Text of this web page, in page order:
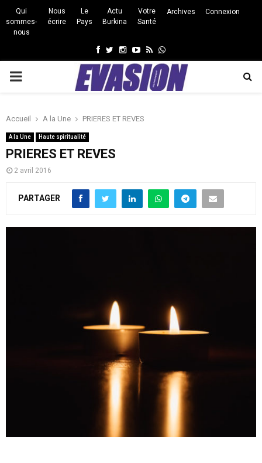
Qui
sommes-
nous
Nous
écrire
Le
Pays
Actu
Burkina
Votre
Santé
Archives Connexion
Facebook
Twitter
Instagram
Youtube
RssWhatsapp
PRIMARY
Accueil A la Une PRIERES ET REVES
A la Une Haute spiritualité
PRIERES ET REVES
2 avril 2016
PARTAGER